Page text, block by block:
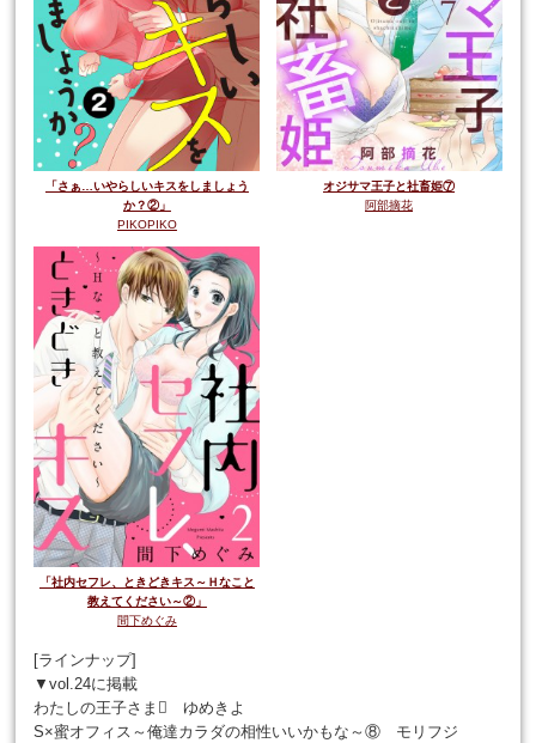
「さぁ…いやらしいキスをしましょう
か？②」
PIKOPIKO
オジサマ王子と社畜姫⑦
阿部摘花
「社内セフレ、ときどきキス～Ｈなこと
教えてください～②」
間下めぐみ
[ラインナップ]
▼vol.24に掲載
わたしの王子さま𖯸 ゆめきよ
S×蜜オフィス～俺達カラダの相性いいかもな～⑧ モリフジ